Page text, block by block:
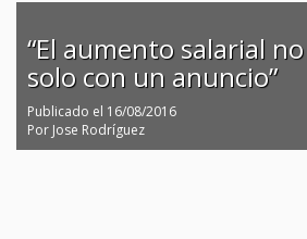
“El aumento salarial
solo con un anuncio”
Publicado el 16/08/2016
Por Jose Rodríguez